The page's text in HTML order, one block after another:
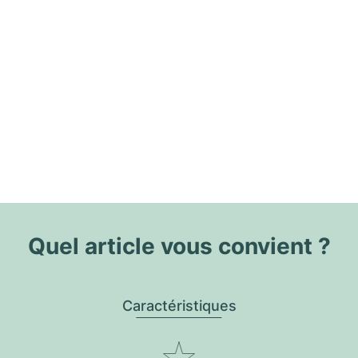
Quel article vous convient ?
Caractéristiques